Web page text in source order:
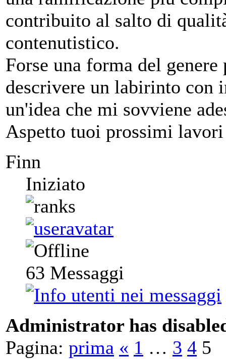
contribuito al salto di
contenutistico.
Forse una forma del
descrivere un labirinto con
un'idea che mi sovviene
Aspetto tuoi prossimi
Finn
Iniziato
63 Messaggi
Administrator has
Pagina: prima « 1 … 3 4 5